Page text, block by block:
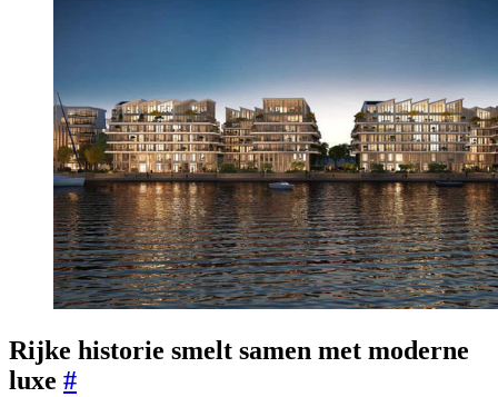
Rijke historie smelt samen met moderne
luxe #